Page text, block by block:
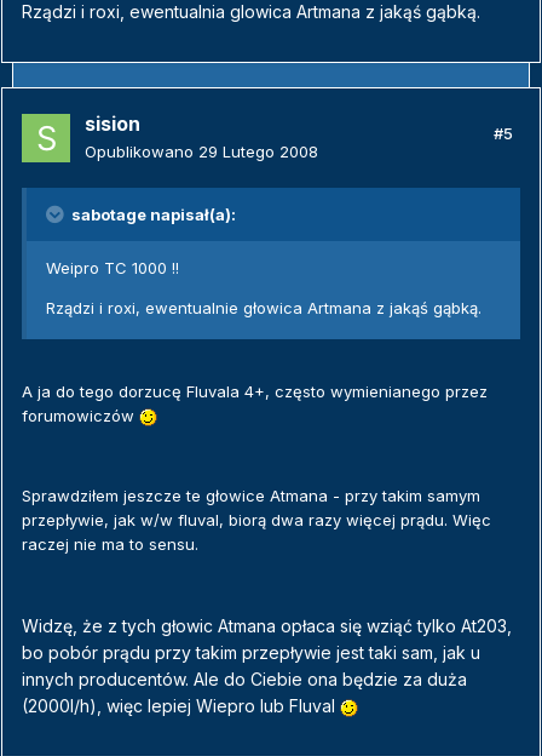
Rządzi i roxi, ewentualnia glowica Artmana z jakąś gąbką.
sision
Opublikowano 29 Lutego 2008
#5
sabotage napisał(a):
Weipro TC 1000 !!
Rządzi i roxi, ewentualnie głowica Artmana z jakąś gąbką.
A ja do tego dorzucę Fluvala 4+, często wymienianego przez
forumowiczów
Sprawdziłem jeszcze te głowice Atmana - przy takim samym
przepływie, jak w/w fluval, biorą dwa razy więcej prądu. Więc
raczej nie ma to sensu.
Widzę, że z tych głowic Atmana opłaca się wziąć tylko At203,
bo pobór prądu przy takim przepływie jest taki sam, jak u
innych producentów. Ale do Ciebie ona będzie za duża
(2000l/h), więc lepiej Wiepro lub Fluval